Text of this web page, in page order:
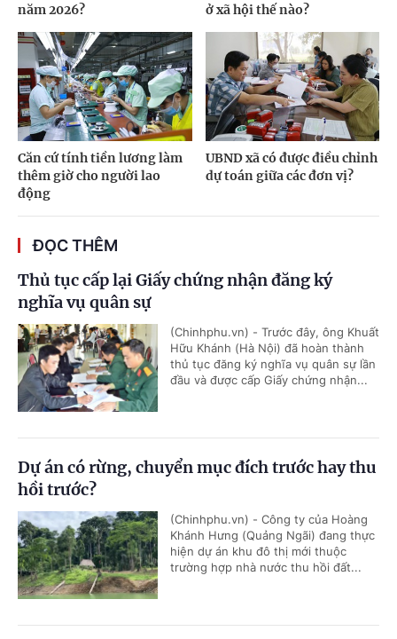
năm 2026?
ở xã hội thế nào?
Căn cứ tính tiền lương làm
thêm giờ cho người lao
động
UBND xã có được điều chỉnh
dự toán giữa các đơn vị?
ĐỌC THÊM
Thủ tục cấp lại Giấy chứng nhận đăng ký
nghĩa vụ quân sự
(Chinhphu.vn) - Trước đây, ông Khuất
Hữu Khánh (Hà Nội) đã hoàn thành
thủ tục đăng ký nghĩa vụ quân sự lần
đầu và được cấp Giấy chứng nhận...
Dự án có rừng, chuyển mục đích trước hay thu
hồi trước?
(Chinhphu.vn) - Công ty của Hoàng
Khánh Hưng (Quảng Ngãi) đang thực
hiện dự án khu đô thị mới thuộc
trường hợp nhà nước thu hồi đất...